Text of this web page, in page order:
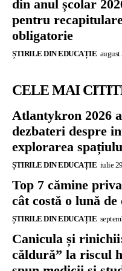
din anul școlar
pentru
obligatorie
ȘTIRILE DIN EDUCAȚIE august
CELE MAI
Atlantykron 2026
dezbateri despre
explorarea
ȘTIRILE DIN EDUCAȚIE iulie
Top 7 cămine
cât costă o lună de
ȘTIRILE DIN EDUCAȚIE
Canicula și
căldură” la riscul